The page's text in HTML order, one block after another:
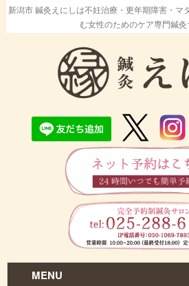
新潟市 鍼灸えにしは不妊治療・更年期障害・マ
む女性のためのケア専門鍼
MENU